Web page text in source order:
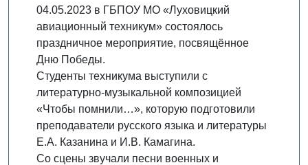
04.05.2023 в ГБПОУ МО «Луховицкий
авиационный техникум» состоялось
праздничное мероприятие, посвящённое
Дню Победы.
Студенты техникума выступили с
литературно-музыкальной композицией
«Чтобы помнили…», которую подготовили
преподаватели русского языка и литературы
Е.А. Казанина и И.В. Камагина.
Со сцены звучали песни военных и